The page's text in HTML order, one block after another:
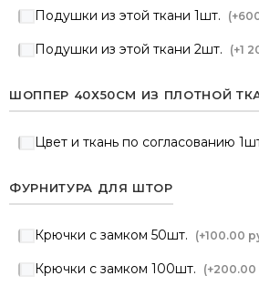
Подушки из этой ткани 1шт. (+
Подушки из этой ткани 2шт. (+1
ШОППЕР 40Х50СМ ИЗ ПЛОТНОЙ
Цвет и ткань по согласованию
ФУРНИТУРА ДЛЯ ШТОР
Крючки с замком 50шт. (+100.00
Крючки с замком 100шт. (+200.00